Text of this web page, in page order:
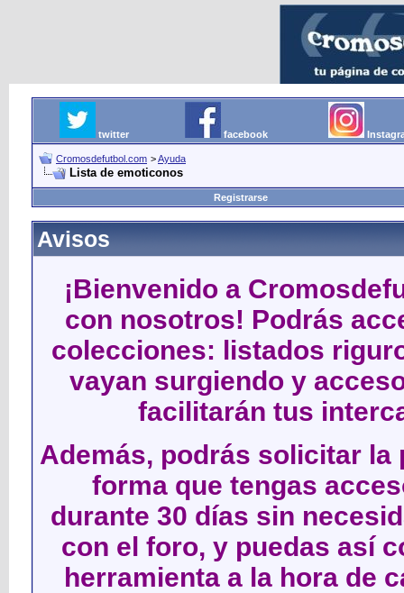
twitter facebook
Cromosdefutbol.com >Ayuda
Lista de emoticonos
Registrarse
Avisos
¡Bienvenido a
con nosotros! Podrás
colecciones: listados
vayan surgiendo y
facilitarán tus
Además, podrás solicitar
forma que tengas
durante 30 días sin
con el foro, y puedas así
herramienta a la hora de